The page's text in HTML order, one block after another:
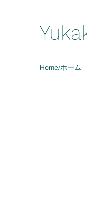
Home/ホーム